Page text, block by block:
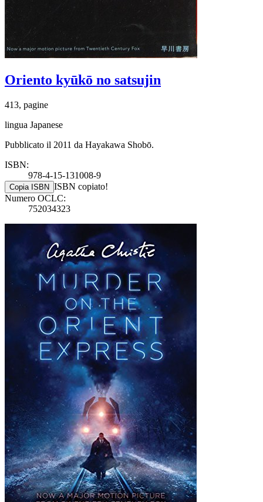
Oriento kyūkō no satsujin
413, pagine
lingua Japanese
Pubblicato il 2011 da Hayakawa Shobō.
ISBN:
978-4-15-131008-9
Copia ISBN ISBN copiato!
Numero OCLC:
752034323